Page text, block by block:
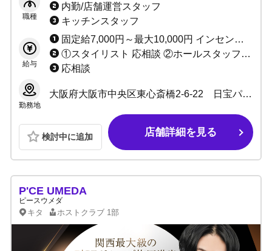
職種
内勤/店舗運営スタッフ
キッチンスタッフ
給与
固定給7,000円～最大10,000円 インセンティブあり（最低60%～最高80%） ★完全日払い制 ※当店は保証制度ではなく固定給制度です。 保証は売上バックが保証金額を上回れば無くなってしまいますが、 固定給は売上バックが上回っても無くなりません。 「固定給+売上バック」があなたのお給料になります！！ 例：保証の場合、保証1万円で売上バック2万円なら、 売上バック2万円分があなたのお給料です。 固定給の場合、固定1万円で売上バック2万円なら、 固定+売上＝合計3万円がお給料です♪ 固定給は永久に無くなりませんのでご安心ください。
①スタイリスト 応相談 ②ホールスタッフ(ボーイ：内勤) 日給10,000円～ ③DJ・ダンサー 応相談 ③店舗運営スタッフ 1:日給10,000円～＋能力給 2:月給10万～40万＋能力給 ④管理職各種 1:日給7,000円～10,000円＋能力給 2:月給20万～40万円＋能力給(社員) ⑤サイト運営スタッフ 応相談
応相談
勤務地
大阪府大阪市中央区東心斎橋2-6-22 日宝パラダイスビル５F
検討中に追加 店舗詳細を見る
P'CE UMEDA
ピースウメダ
キタ ホストクラブ 1部